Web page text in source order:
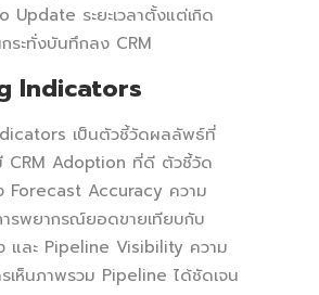
Update ระยะเวลาตั้งแต่เกิด
ระทั่งบันทึกลง CRM
Indicators
เป็นตัวชี้วัดผลลัพธ์ที่
CRM Adoption ที่ดี ตัวชี้วัด
Forecast Accuracy ความ
รพยากรณ์ยอดขายเทียบกับ
และ Pipeline Visibility ความ
รเห็นภาพรวม Pipeline ได้ชัดเจน